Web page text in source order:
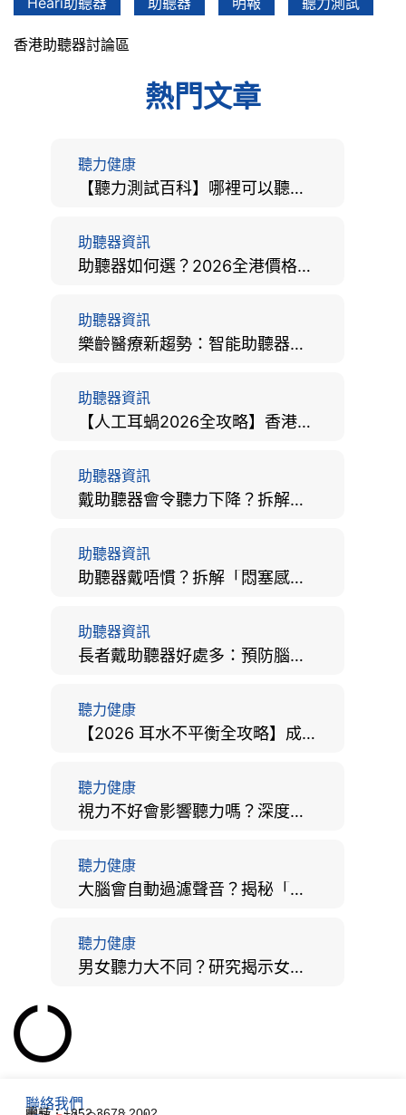
香港助聽器討論區
熱門文章
聽力健康
【聽力測試百科】哪裡可以聽力檢查？費用、標準、流程、在家聽力檢測與iPhone測試全攻略
助聽器資訊
助聽器如何選？2026全港價格比較、款式分析及老人選購全攻略
助聽器資訊
樂齡醫療新趨勢：智能助聽器結合 AI 眼底相機，如何全方位守護長者健康？
助聽器資訊
【人工耳蝸2026全攻略】香港手術費用、原理與副作用評估！
助聽器資訊
戴助聽器會令聽力下降？拆解越戴越聾迷思與聽覺剝奪真相
助聽器資訊
助聽器戴唔慣？拆解「悶塞感」成因、堵耳效應與 4 週適應期全攻略
助聽器資訊
長者戴助聽器好處多：預防腦退化、9大誤區破解及家屬陪伴全手冊
聽力健康
【2026 耳水不平衡全攻略】成因、病徵、治療及改善方法
聽力健康
視力不好會影響聽力嗎？深度拆解大腦「眼耳並用」的科學秘密
聽力健康
大腦會自動過濾聲音？揭秘「聽覺注意」機制與聽力健康的深層關係
聽力健康
男女聽力大不同？研究揭示女性聽覺更靈敏！為何男性更易聽力損失？
聯絡我們